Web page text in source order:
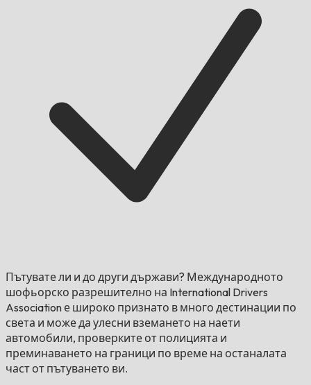
Пътувате ли и до други държави? Международното
шофьорско разрешително на International Drivers
Association е широко признато в много дестинации по
света и може да улесни вземането на наети
автомобили, проверките от полицията и
преминаването на граници по време на останалата
част от пътуването ви.